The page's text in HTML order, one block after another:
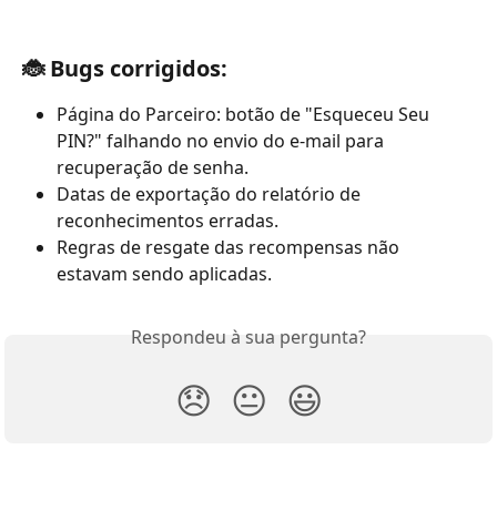
🐞 Bugs corrigidos:
Página do Parceiro: botão de "Esqueceu Seu
PIN?" falhando no envio do e-mail para
recuperação de senha.
Datas de exportação do relatório de
reconhecimentos erradas.
Regras de resgate das recompensas não
estavam sendo aplicadas.
Respondeu à sua pergunta?
😞 😐 😃